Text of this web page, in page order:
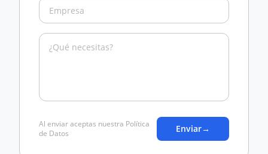
Al enviar aceptas nuestra Política
de Datos
Enviar→